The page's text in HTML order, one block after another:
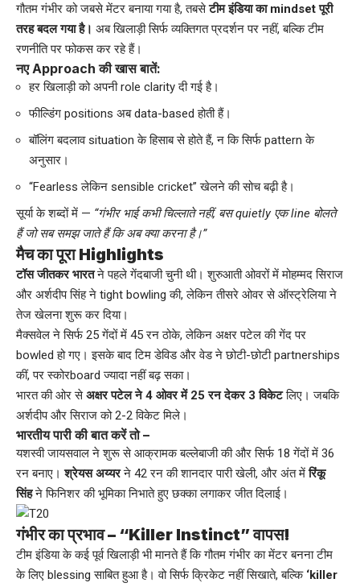
गौतम गंभीर को जबसे मेंटर बनाया गया है, तबसेटीम इंडिया का mindset पूरी
तरह बदल गया है। अब खिलाड़ी सिर्फ व्यक्तिगत प्रदर्शन पर नहीं, बल्कि टीम
रणनीति पर फोकस कर रहे हैं।
नए Approach की खास बातें:
हर खिलाड़ी को अपनी role clarity दी गई है।
फील्डिंग positions अब data-based होती हैं।
बॉलिंग बदलाव situation के हिसाब से होते हैं, न कि सिर्फ pattern के
अनुसार।
“Fearless लेकिन sensible cricket” खेलने की सोच बढ़ी है।
सूर्या के शब्दों में — “गंभीर भाई कभी चिल्लाते नहीं, बस quietly एक line बोलते
हैं जो सब समझ जाते हैं कि अब क्या करना है।”
मैच का पूरा Highlights
टॉस जीतकर भारतने पहले गेंदबाजी चुनी थी। शुरुआती ओवरों में मोहम्मद सिराज
और अर्शदीप सिंह ने tight bowling की, लेकिन तीसरे ओवर से ऑस्ट्रेलिया ने
तेज खेलना शुरू कर दिया।
मैक्सवेल ने सिर्फ 25 गेंदों में 45 रन ठोके, लेकिन अक्षर पटेल की गेंद पर
bowled हो गए। इसके बाद टिम डेविड और वेड ने छोटी-छोटी partnerships
कीं, पर स्कोरboard ज्यादा नहीं बढ़ सका।
भारत की ओर सेअक्षर पटेल ने 4 ओवर में 25 रन देकर 3 विकेटलिए। जबकि
अर्शदीप और सिराज को 2-2 विकेट मिले।
भारतीय पारी की बात करें तो –
यशस्वी जायसवाल ने शुरू से आक्रामक बल्लेबाजी की और सिर्फ 18 गेंदों में 36
रन बनाए।श्रेयस अय्यरने 42 रन की शानदार पारी खेली, और अंत मेंरिंकू
सिंहने फिनिशर की भूमिका निभाते हुए छक्का लगाकर जीत दिलाई।
गंभीर का प्रभाव – “Killer Instinct” वापस!
टीम इंडिया के कई पूर्व खिलाड़ी भी मानते हैं कि गौतम गंभीर का मेंटर बनना टीम
के लिए blessing साबित हुआ है। वो सिर्फ क्रिकेट नहीं सिखाते, बल्कि ‘killer